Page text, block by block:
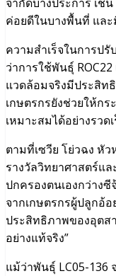
ค่อยดีในบางพื้นที่ และ
ความสำเร็จในการป
ว่าการใช้พันธุ์
แวดล้อมจริงมีประสิท
เกษตรกรยังช่วยให้ก
เหมาะสมได้อย่างรวด
ตามที่เซวีย โย่วฉง หัว
รางวัลวิทยาศาสตร์แ
ปกครองตนเองกว่าง
จากเกษตรกรผู้ปลูกอ้
ประสิทธิภาพของอุตส
อย่างแท้จริง”
แม้ว่าพันธุ์ LC05-136